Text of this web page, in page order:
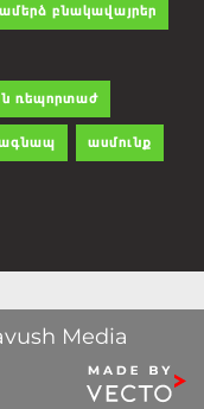
բնակավայրեր
ռեպորտաժ
ասմունք
Media